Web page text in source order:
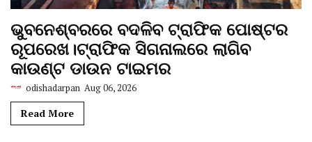
ଭୁବନେଶ୍ବରରେ ବଦଳିବ ଟ୍ରାଫିକ ପୋଷ୍ଟର
ରୂପରେଖ।ଟ୍ରାଫିକ ସିଗନାଲରେ ଲାଗିବ
କାଉଣ୍ଟ ଡାଉନ ଟାଇମର
odishadarpan Aug 06, 2026
Read More